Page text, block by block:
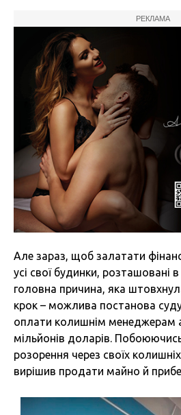
РЕКЛАМА
Але зараз, щоб залатати
усі свої будинки, розташовані в
головна причина, яка
крок – можлива постанова
оплати колишнім менеджерам
мільйонів доларів.
розорення через своїх
вирішив продати майно й